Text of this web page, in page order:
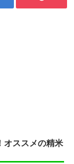
オススメの精米